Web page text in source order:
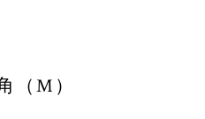
（M）